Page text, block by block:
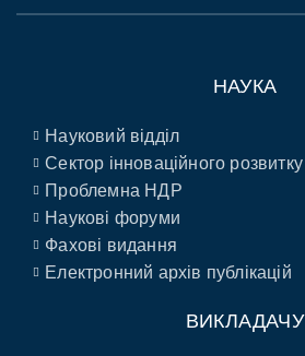
НАУКА
Науковий відділ
Сектор інноваційного розвитку
Проблемна НДР
Наукові форуми
Фахові видання
Електронний архів публікацій
ВИКЛАДАЧУ